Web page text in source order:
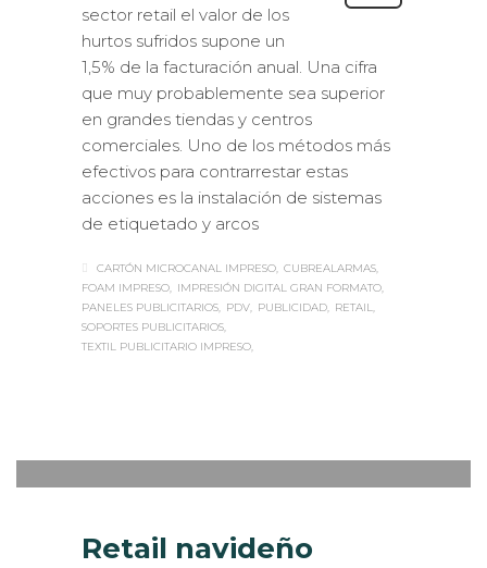
sector retail el valor de los
hurtos sufridos supone un
1,5% de la facturación anual. Una cifra
que muy probablemente sea superior
en grandes tiendas y centros
comerciales. Uno de los métodos más
efectivos para contrarrestar estas
acciones es la instalación de sistemas
de etiquetado y arcos
CARTÓN MICROCANAL IMPRESO CUBREALARMAS
FOAM IMPRESO
IMPRESIÓN DIGITAL GRAN FORMATO
PANELES PUBLICITARIOS
PDV PUBLICIDAD
RETAIL
SOPORTES PUBLICITARIOS
TEXTIL PUBLICITARIO IMPRESO
Retail navideño